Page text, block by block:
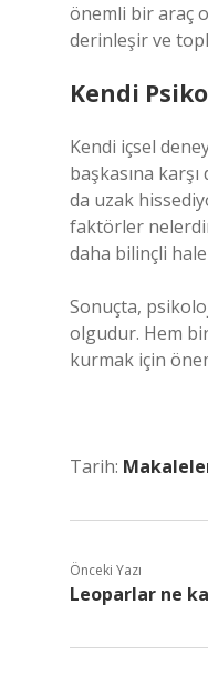
önemli bir araç
derinleşir ve
Kendi
Kendi içsel
başkasına
da uzak
faktörler
daha bilinçli
Sonuçta,
olgudur. Hem
kurmak için
Tarih:
Önceki Yazı
Leoparlar ne